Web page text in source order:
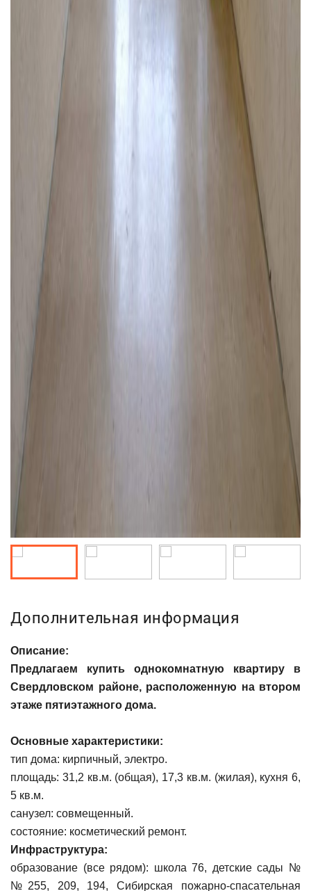
Дополнительная информация
Описание:
Предлагаем купить однокомнатную квартиру в
Свердловском районе, расположенную на втором
этаже пятиэтажного дома.
Основные характеристики:
тип дома: кирпичный, электро.
площадь: 31,2 кв.м. (общая), 17,3 кв.м. (жилая), кухня 6,
5 кв.м.
санузел: совмещенный.
состояние: косметический ремонт.
Инфраструктура:
образование (все рядом): школа 76, детские сады №
№255, 209, 194, Сибирская пожарно-спасательная